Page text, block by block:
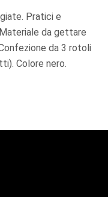
Pratici e
da gettare
da 3 rotoli
Colore nero.